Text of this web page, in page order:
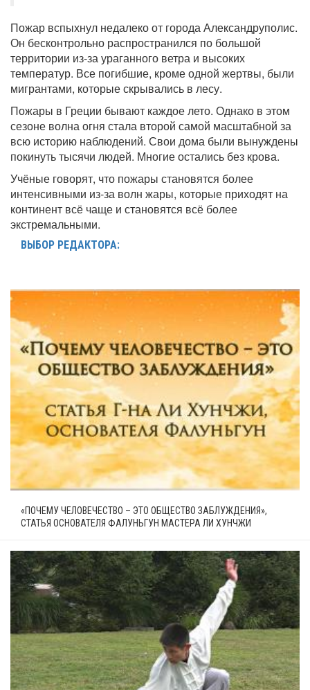
Пожар вспыхнул недалеко от города Александруполис.
Он бесконтрольно распространился по большой
территории из-за ураганного ветра и высоких
температур. Все погибшие, кроме одной жертвы, были
мигрантами, которые скрывались в лесу.
Пожары в Греции бывают каждое лето. Однако в этом
сезоне волна огня стала второй самой масштабной за
всю историю наблюдений. Свои дома были вынуждены
покинуть тысячи людей. Многие остались без крова.
Учёные говорят, что пожары становятся более
интенсивными из-за волн жары, которые приходят на
континент всё чаще и становятся всё более
экстремальными.
ВЫБОР РЕДАКТОРА:
«ПОЧЕМУ ЧЕЛОВЕЧЕСТВО – ЭТО ОБЩЕСТВО ЗАБЛУЖДЕНИЯ»,
СТАТЬЯ ОСНОВАТЕЛЯ ФАЛУНЬГУН МАСТЕРА ЛИ ХУНЧЖИ